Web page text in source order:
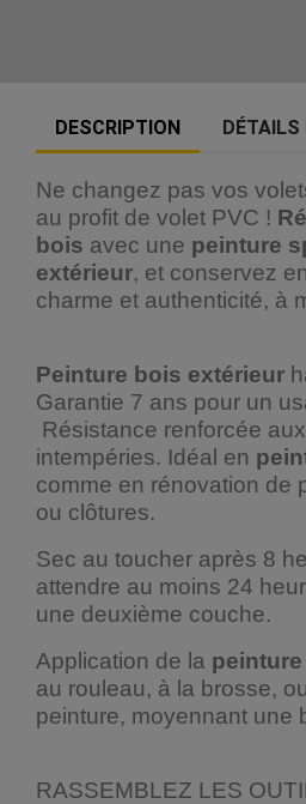
DESCRIPTION DÉTAILS
Ne changez pas vos
au profit de volet PVC !
bois avec une peinture
extérieur, et conservez
charme et authenticité, à
Peinture bois extérieur
Garantie 7 ans pour un
Résistance renforcée
intempéries. Idéal en
comme en rénovation de
ou clôtures.
Sec au toucher après 8
attendre au moins 24
une deuxième couche.
Application de la
au rouleau, à la brosse,
peinture, moyennant une
RASSEMBLEZ LES